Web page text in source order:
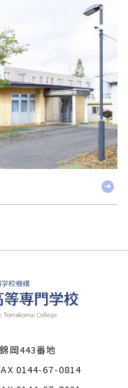
岡443番地
0144-67-0814